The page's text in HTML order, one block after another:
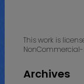
This work is
NonCommercial-
Archives